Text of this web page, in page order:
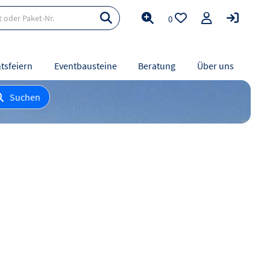
Eventbausteine Beratung Über uns
0
Suchen